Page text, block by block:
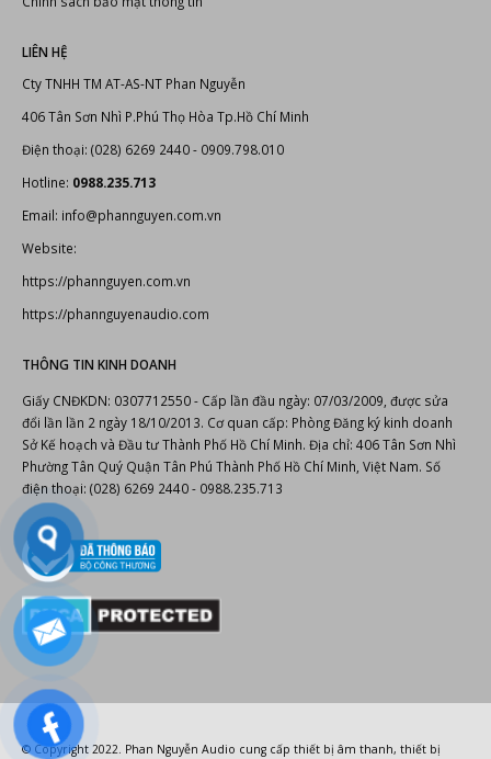
LIÊN HỆ
Cty TNHH TM AT-AS-NT Phan Nguyễn
406 Tân Sơn Nhì P.Phú Thọ Hòa Tp.Hồ Chí Minh
Điện thoại: (028) 6269 2440 - 0909.798.010
Hotline: 0988.235.713
Email: info@phannguyen.com.vn
Website:
https://phannguyen.com.vn
https://phannguyenaudio.com
THÔNG TIN KINH DOANH
Giấy CNĐKDN: 0307712550 - Cấp lần đầu ngày: 07/03/2009, được sửa
đổi lần lần 2 ngày 18/10/2013. Cơ quan cấp: Phòng Đăng ký kinh doanh
Sở Kế hoạch và Đầu tư Thành Phố Hồ Chí Minh. Địa chỉ: 406 Tân Sơn Nhì
Phường Tân Quý Quận Tân Phú Thành Phố Hồ Chí Minh, Việt Nam. Số
điện thoại: (028) 6269 2440 - 0988.235.713
© Copyright 2022. Phan Nguyễn Audio cung cấp thiết bị âm thanh, thiết bị